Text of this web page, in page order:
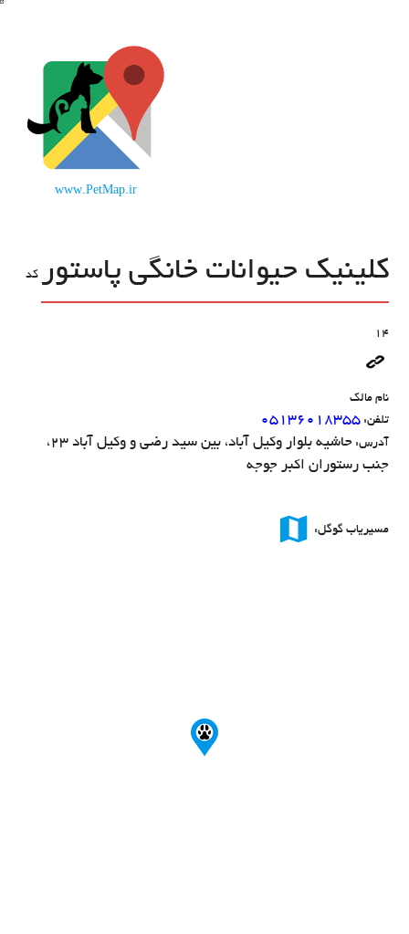
www.PetMap.ir
کلینیک حیوانات خانگی پاستور کد
14
نام مالک
تلفن:۰۵۱۳۶۰۱۸۳۵۵
آدرس:
حاشیه بلوار وکیل آباد، بین سید رضی و وکیل آباد ۲۳،
جنب رستوران اکبر جوجه
مسیریاب گوگل: map